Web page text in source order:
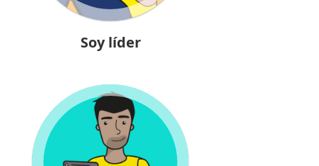
Soy líder